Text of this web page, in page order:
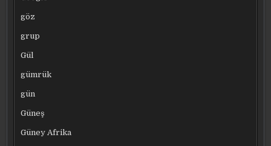
göz
grup
Gül
gümrük
gün
Güneş
Güney Afrika